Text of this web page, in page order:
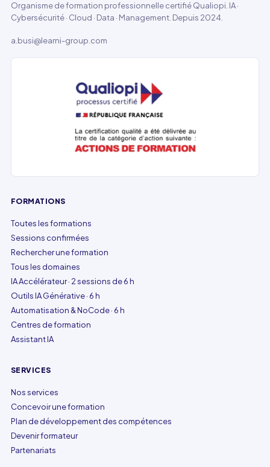
Organisme de formation professionnelle certifié Qualiopi. IA ·
Cybersécurité · Cloud · Data · Management. Depuis 2024.
a.busi@learni-group.com
FORMATIONS
Toutes les formations
Sessions confirmées
Rechercher une formation
Tous les domaines
IA Accélérateur · 2 sessions de 6 h
Outils IA Générative · 6 h
Automatisation & NoCode · 6 h
Centres de formation
Assistant IA
SERVICES
Nos services
Concevoir une formation
Plan de développement des compétences
Devenir formateur
Partenariats